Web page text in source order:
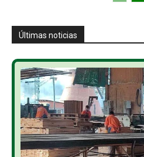
Últimas noticias